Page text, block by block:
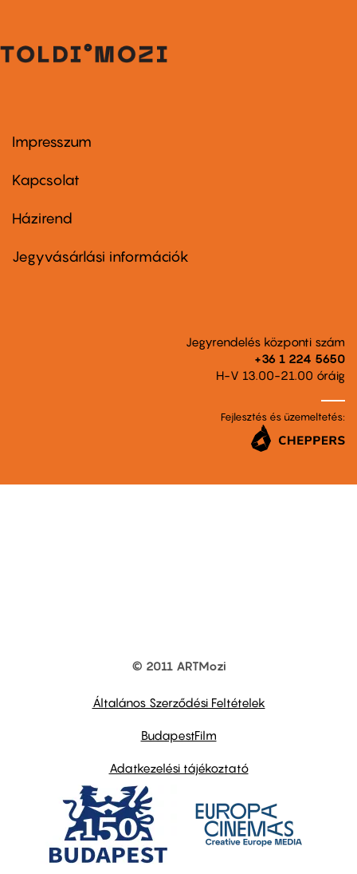
Footer
first
Impresszum
Kapcsolat
Footer
second
Házirend
Jegyvásárlási információk
Jegyrendelés központi szám
+36 1 224 5650
H-V 13.00-21.00 óráig
Fejlesztés és üzemeltetés:
© 2011 ARTMozi
Általános Szerződési Feltételek
BudapestFilm
Adatkezelési tájékoztató